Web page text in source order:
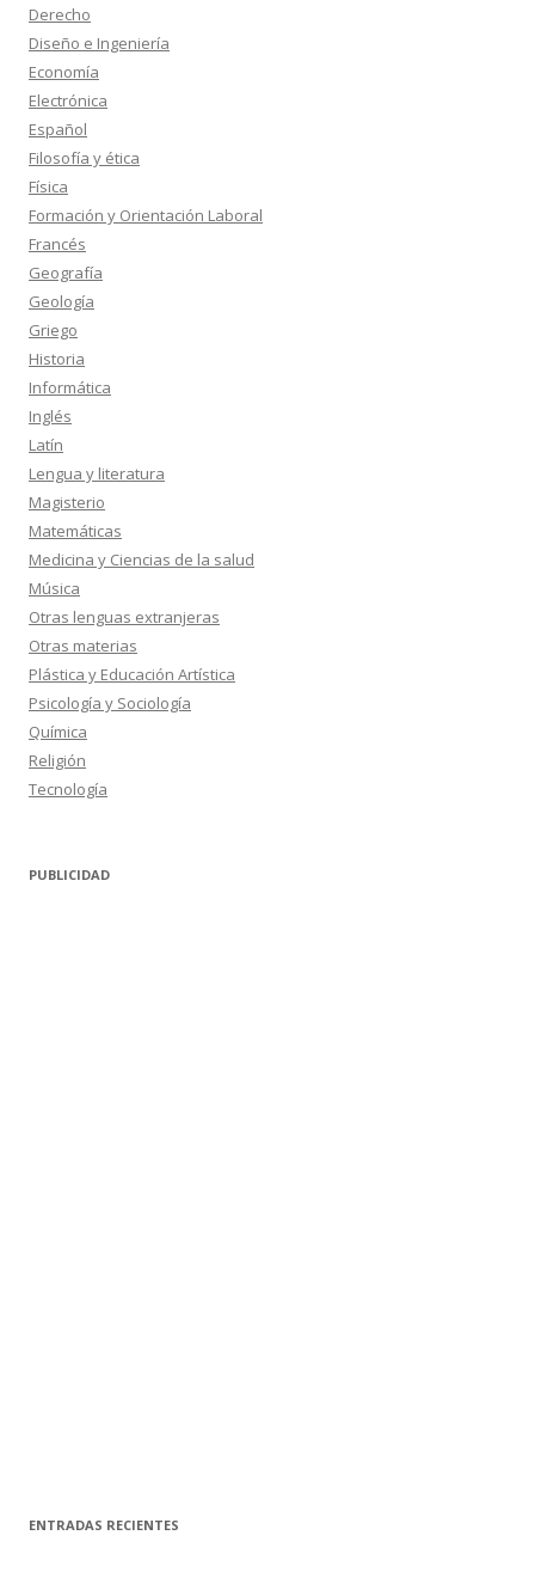
Derecho
Diseño e Ingeniería
Economía
Electrónica
Español
Filosofía y ética
Física
Formación y Orientación Laboral
Francés
Geografía
Geología
Griego
Historia
Informática
Inglés
Latín
Lengua y literatura
Magisterio
Matemáticas
Medicina y Ciencias de la salud
Música
Otras lenguas extranjeras
Otras materias
Plástica y Educación Artística
Psicología y Sociología
Química
Religión
Tecnología
PUBLICIDAD
ENTRADAS RECIENTES